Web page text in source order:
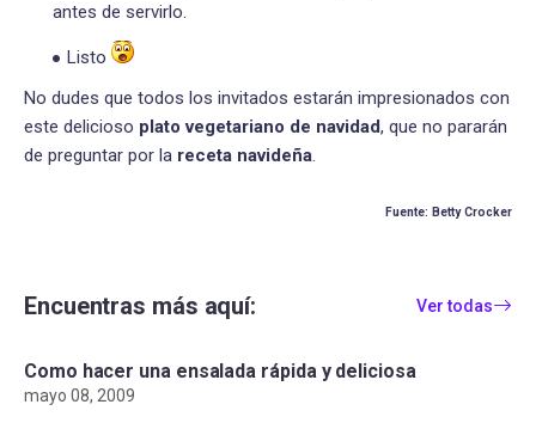
antes de servirlo.
Listo
No dudes que todos los invitados estarán impresionados con
este delicioso plato vegetariano de navidad, que no pararán
de preguntar por la receta navideña.
Fuente: Betty Crocker
Encuentras más aquí: Ver todas
Como hacer una ensalada rápida y deliciosa
mayo 08, 2009